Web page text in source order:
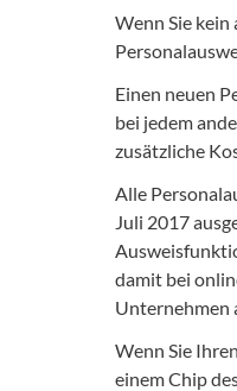
Wenn Sie kein
Einen neuen
bei jedem
zusätzliche
Alle
Juli 2017
damit bei
Unternehmen
Wenn Sie
einem Chip